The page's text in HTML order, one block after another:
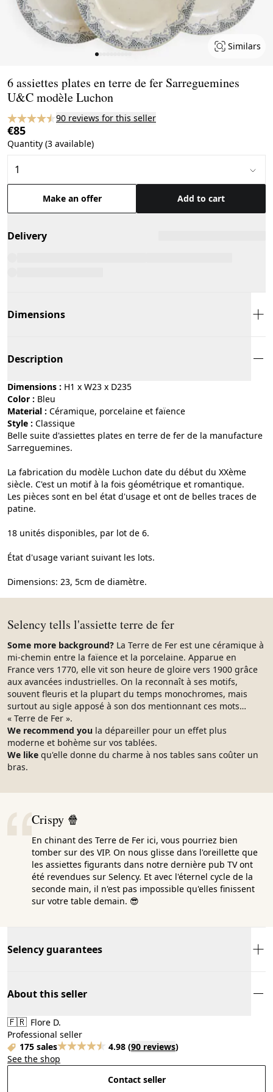
Similars
6 assiettes plates en terre de fer Sarreguemines
U&C modèle Luchon
90 reviews for this seller
€85
Quantity (3 available)
Make an offer Add to cart
Delivery
Dimensions
Description
Dimensions : H1 x W23 x D235
Color :
bleu
Material :
céramique, porcelaine et faïence
Style :
classique
Belle suite d'assiettes plates en terre de fer de la manufacture
Sarreguemines.
La fabrication du modèle Luchon date du début du XXème
siècle. C'est un motif à la fois géométrique et romantique.
Les pièces sont en bel état d'usage et ont de belles traces de
patine.
18 unités disponibles, par lot de 6.
État d'usage variant suivant les lots.
Dimensions: 23, 5cm de diamètre.
Selency tells l'assiette terre de fer
Some more background? La Terre de Fer est une céramique à
mi-chemin entre la faïence et la porcelaine. Apparue en
France vers 1770, elle vit son heure de gloire vers 1900 grâce
aux avancées industrielles. On la reconnaît à ses motifs,
souvent fleuris et la plupart du temps monochromes, mais
surtout au sigle apposé à son dos mentionnant ces mots…
« Terre de Fer ».
We recommend you la dépareiller pour un effet plus
moderne et bohème sur vos tablées.
We like qu'elle donne du charme à nos tables sans coûter un
bras.
Crispy 🍿
En chinant des Terre de Fer ici, vous pourriez bien
tomber sur des VIP. On nous glisse dans l'oreillette que
les assiettes figurants dans notre dernière pub TV ont
été revendues sur Selency. Et avec l'éternel cycle de la
seconde main, il n'est pas impossible qu'elles finissent
sur votre table demain. 😎
Selency guarantees
About this seller
🇫🇷 Flore D.
Professional seller
175 sales
4.98 (90 reviews)
See the shop
Contact seller